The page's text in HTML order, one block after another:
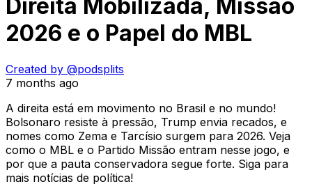
Direita Mobilizada, Missão
2026 e o Papel do MBL
Created by @podsplits
7 months ago
A direita está em movimento no Brasil e no mundo!
Bolsonaro resiste à pressão, Trump envia recados, e
nomes como Zema e Tarcísio surgem para 2026. Veja
como o MBL e o Partido Missão entram nesse jogo, e
por que a pauta conservadora segue forte. Siga para
mais notícias de política!